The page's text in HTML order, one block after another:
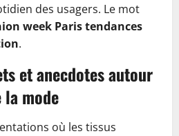
des usagers. Le mot
week Paris tendances
.
et anecdotes autour
la mode
où les tissus